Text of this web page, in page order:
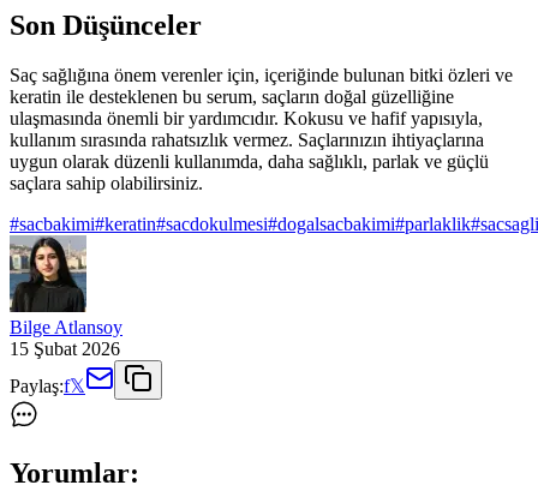
Son Düşünceler
Saç sağlığına önem verenler için, içeriğinde bulunan bitki özleri ve
keratin ile desteklenen bu serum, saçların doğal güzelliğine
ulaşmasında önemli bir yardımcıdır. Kokusu ve hafif yapısıyla,
kullanım sırasında rahatsızlık vermez. Saçlarınızın ihtiyaçlarına
uygun olarak düzenli kullanımda, daha sağlıklı, parlak ve güçlü
saçlara sahip olabilirsiniz.
#sacbakimi#keratin#sacdokulmesi#dogalsacbakimi#parlaklik#
Bilge Atlansoy
15 Şubat 2026
Paylaş:f𝕏
Yorumlar: